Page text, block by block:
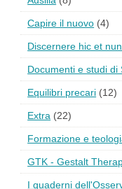
Capire il nuovo (4)
Discernere hic et
Documenti e studi di
Equilibri precari (12)
Extra (22)
Formazione e
GTK - Gestalt
I quaderni